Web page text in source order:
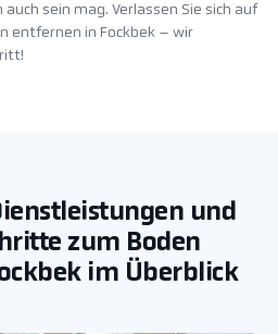
sein mag. Verlassen Sie sich auf
entfernen in Fockbek – wir
und
zum Boden
im Überblick